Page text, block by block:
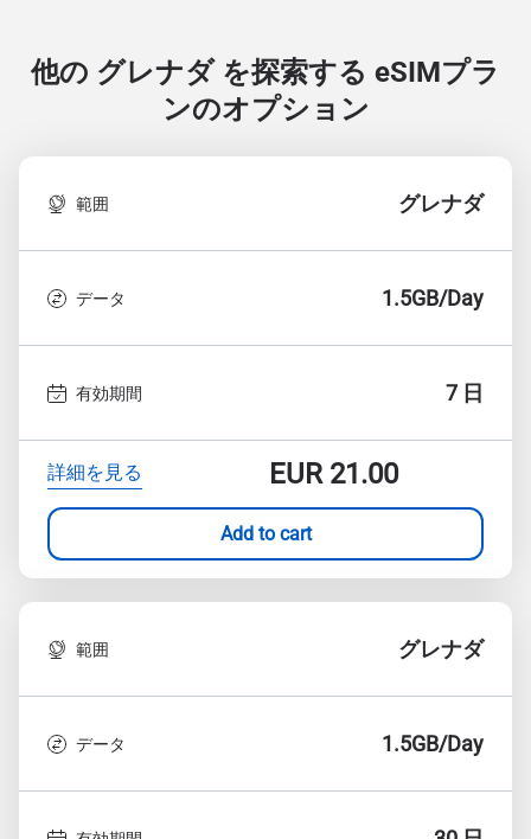
他の グレナダ を探索する eSIMプラ
ンのオプション
範囲 グレナダ
データ 1.5GB/Day
有効期間 7 日
詳細を見る EUR21.00
Add to cart
範囲 グレナダ
データ 1.5GB/Day